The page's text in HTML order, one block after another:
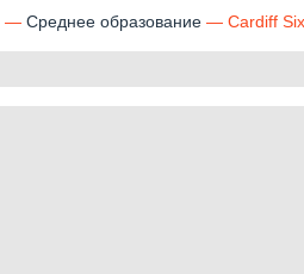
Среднее образование Cardiff